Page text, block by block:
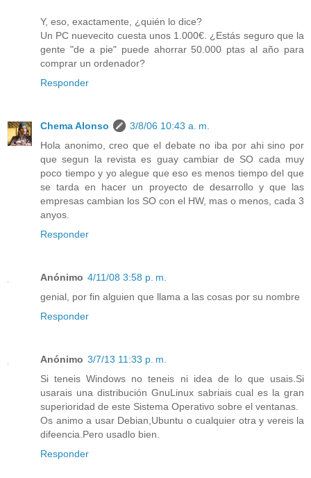
Y, eso, exactamente, ¿quién lo dice?
Un PC nuevecito cuesta unos 1.000€. ¿Estás seguro que la
gente "de a pie" puede ahorrar 50.000 ptas al año para
comprar un ordenador?
Responder
Chema Alonso
3/8/06 10:43 a. m.
Hola anonimo, creo que el debate no iba por ahi sino por
que segun la revista es guay cambiar de SO cada muy
poco tiempo y yo alegue que eso es menos tiempo del que
se tarda en hacer un proyecto de desarrollo y que las
empresas cambian los SO con el HW, mas o menos, cada 3
anyos.
Responder
Anónimo 4/11/08 3:58 p. m.
genial, por fin alguien que llama a las cosas por su nombre
Responder
Anónimo 3/7/13 11:33 p. m.
Si teneis Windows no teneis ni idea de lo que usais.Si
usarais una distribución GnuLinux sabriais cual es la gran
superioridad de este Sistema Operativo sobre el ventanas.
Os animo a usar Debian,Ubuntu o cualquier otra y vereis la
difeencia.Pero usadlo bien.
Responder